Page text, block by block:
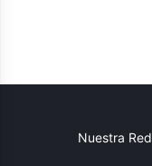
Nuestra Red